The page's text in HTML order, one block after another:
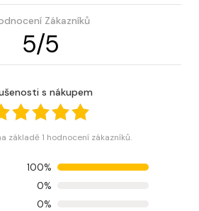
Zákazníků
5/5
s nákupem
základě 1 hodnocení zákazníků.
100%
0%
0%